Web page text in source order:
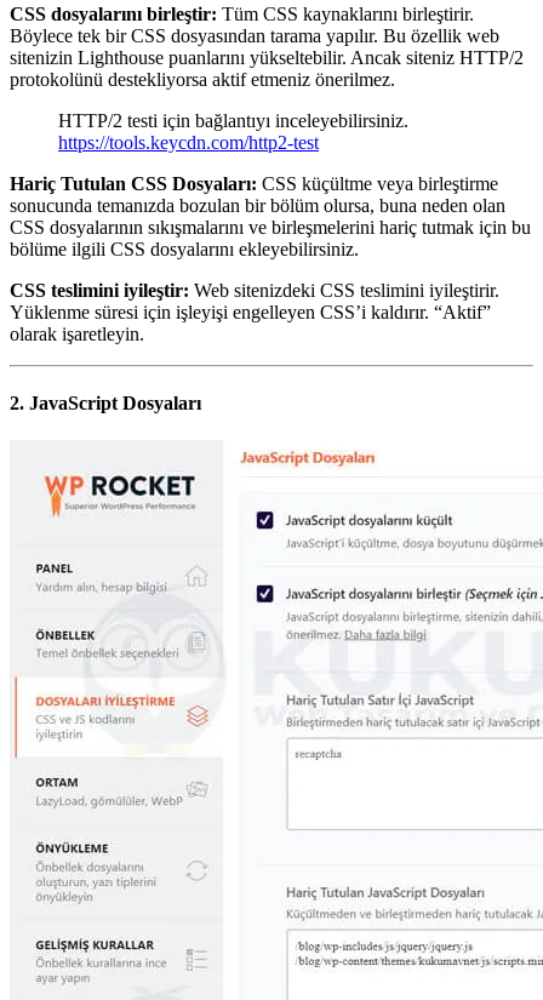
CSS dosyalarını birleştir: Tüm CSS kaynaklarını birleştirir.
Böylece tek bir CSS dosyasından tarama yapılır. Bu özellik web
sitenizin Lighthouse puanlarını yükseltebilir. Ancak siteniz HTTP/2
protokolünü destekliyorsa aktif etmeniz önerilmez.
HTTP/2 testi için bağlantıyı inceleyebilirsiniz.
https://tools.keycdn.com/http2-test
Hariç Tutulan CSS Dosyaları: CSS küçültme veya birleştirme
sonucunda temanızda bozulan bir bölüm olursa, buna neden olan
CSS dosyalarının sıkışmalarını ve birleşmelerini hariç tutmak için bu
bölüme ilgili CSS dosyalarını ekleyebilirsiniz.
CSS teslimini iyileştir: Web sitenizdeki CSS teslimini iyileştirir.
Yüklenme süresi için işleyişi engelleyen CSS’i kaldırır. “Aktif”
olarak işaretleyin.
2. JavaScript Dosyaları